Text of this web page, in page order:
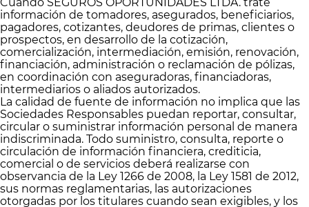
información de tomadores, asegurados, beneficiarios,
pagadores, cotizantes, deudores de primas, clientes o
prospectos, en desarrollo de la cotización,
comercialización, intermediación, emisión, renovación,
financiación, administración o reclamación de pólizas,
en coordinación con aseguradoras, financiadoras,
intermediarios o aliados autorizados.
La calidad de fuente de información no implica que las
Sociedades Responsables puedan reportar, consultar,
circular o suministrar información personal de manera
indiscriminada. Todo suministro, consulta, reporte o
circulación de información financiera, crediticia,
comercial o de servicios deberá realizarse con
observancia de la Ley 1266 de 2008, la Ley 1581 de 2012,
sus normas reglamentarias, las autorizaciones
otorgadas por los titulares cuando sean exigibles, y los